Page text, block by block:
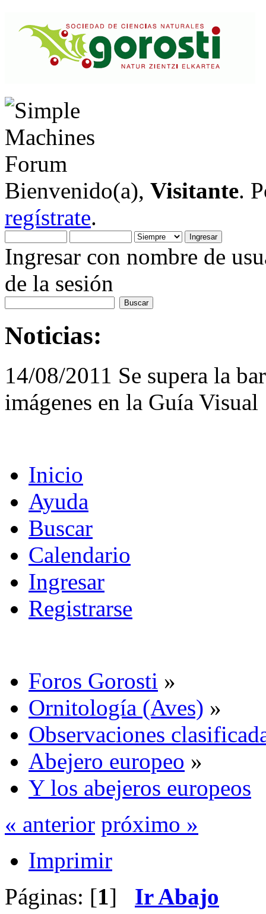
Bienvenido(a), Visitante.
regístrate.
Ingresar con nombre de
de la sesión
Noticias:
14/08/2011 Se supera la
imágenes en la Guía Visual
Inicio
Ayuda
Buscar
Calendario
Ingresar
Registrarse
Foros Gorosti »
Ornitología (Aves) »
Observaciones
Abejero europeo »
Y los abejeros europeos
« anterior próximo »
Imprimir
Páginas: [1] Ir Abajo